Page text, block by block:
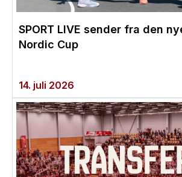
SPORT LIVE sender fra den
Nordic Cup
14. juli 2026